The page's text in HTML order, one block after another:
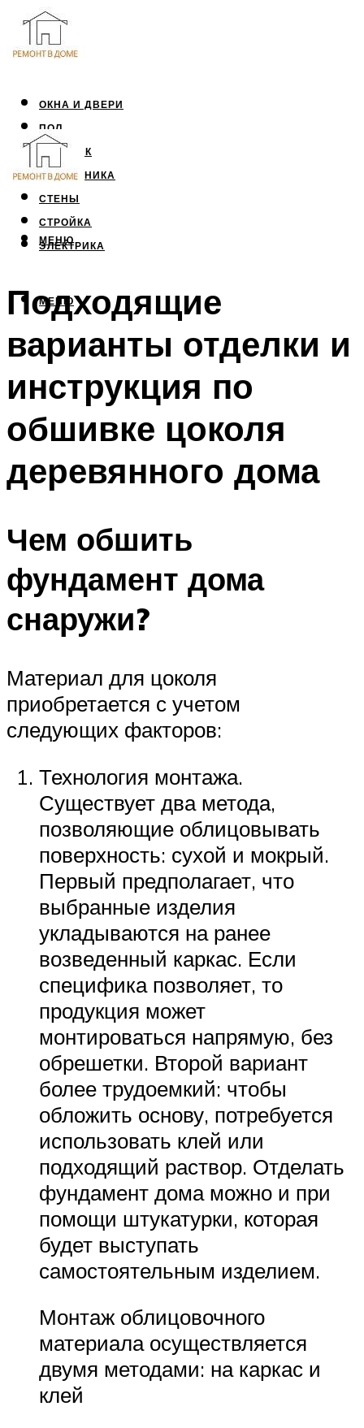
ОКНА И ДВЕРИ
ПОЛ
ПОТОЛОК
САНТЕХНИКА
СТЕНЫ
СТРОЙКА
ЭЛЕКТРИКА
МЕНЮ
МЕНЮ
Подходящие
варианты отделки и
инструкция по
обшивке цоколя
деревянного дома
Чем обшить
фундамент дома
снаружи?
Материал для цоколя
приобретается с учетом
следующих факторов:
Технология монтажа.
Существует два метода,
позволяющие облицовывать
поверхность: сухой и мокрый.
Первый предполагает, что
выбранные изделия
укладываются на ранее
возведенный каркас. Если
специфика позволяет, то
продукция может
монтироваться напрямую, без
обрешетки. Второй вариант
более трудоемкий: чтобы
обложить основу, потребуется
использовать клей или
подходящий раствор. Отделать
фундамент дома можно и при
помощи штукатурки, которая
будет выступать
самостоятельным изделием.
Монтаж облицовочного
материала осуществляется
двумя методами: на каркас и
клей